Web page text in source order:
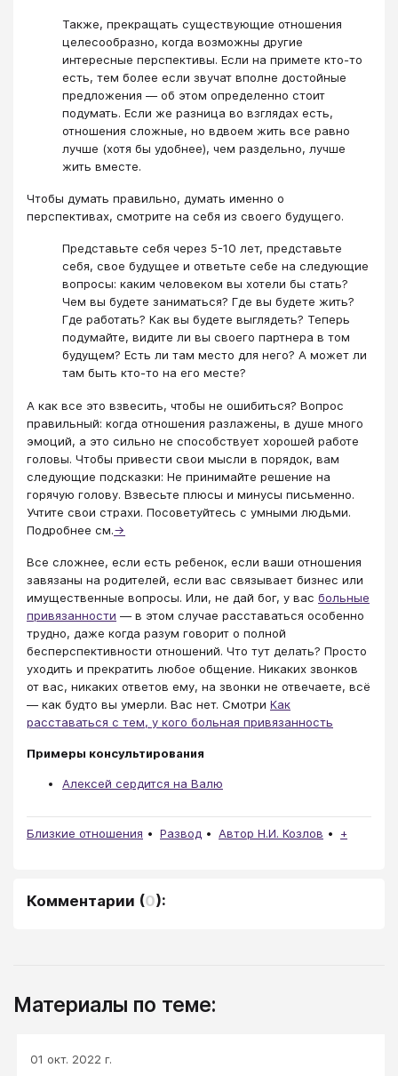
Также, прекращать существующие отношения
целесообразно, когда возможны другие
интересные перспективы. Если на примете кто-то
есть, тем более если звучат вполне достойные
предложения — об этом определенно стоит
подумать. Если же разница во взглядах есть,
отношения сложные, но вдвоем жить все равно
лучше (хотя бы удобнее), чем раздельно, лучше
жить вместе.
Чтобы думать правильно, думать именно о
перспективах, смотрите на себя из своего будущего.
Представьте себя через 5-10 лет, представьте
себя, свое будущее и ответьте себе на следующие
вопросы: каким человеком вы хотели бы стать?
Чем вы будете заниматься? Где вы будете жить?
Где работать? Как вы будете выглядеть? Теперь
подумайте, видите ли вы своего партнера в том
будущем? Есть ли там место для него? А может ли
там быть кто-то на его месте?
А как все это взвесить, чтобы не ошибиться? Вопрос
правильный: когда отношения разлажены, в душе много
эмоций, а это сильно не способствует хорошей работе
головы. Чтобы привести свои мысли в порядок, вам
следующие подсказки: Не принимайте решение на
горячую голову. Взвесьте плюсы и минусы письменно.
Учтите свои страхи. Посоветуйтесь с умными людьми.
Подробнее см.→
Все сложнее, если есть ребенок, если ваши отношения
завязаны на родителей, если вас связывает бизнес или
имущественные вопросы. Или, не дай бог, у вас больные
привязанности — в этом случае расставаться особенно
трудно, даже когда разум говорит о полной
бесперспективности отношений. Что тут делать? Просто
уходить и прекратить любое общение. Никаких звонков
от вас, никаких ответов ему, на звонки не отвечаете, всё
— как будто вы умерли. Вас нет. Смотри Как
расставаться с тем, у кого больная привязанность
Примеры консультирования
Алексей сердится на Валю
Близкие отношения Развод Автор Н.И. Козлов +
Комментарии (0):
Материалы по теме:
01 окт. 2022 г.